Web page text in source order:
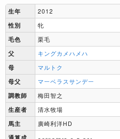
生年 2012
性別 牝
毛色 栗毛
父 キングカメハメハ
母 マルトク
母父 マーベラスサンデー
調教師 梅田智之
生産者 清水牧場
馬主 廣崎利洋HD